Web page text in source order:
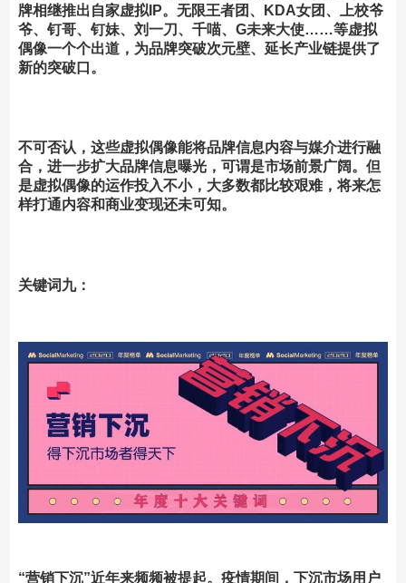
牌相继推出自家虚拟IP。 无限王者团、KDA女团、上校爷
爷、钉哥、钉妹、刘一刀、千喵、G未来大使……等虚拟
偶像一个个出道，为品牌突破次元壁、延长产业链提供了
新的突破口。
不可否认，这些虚拟偶像能将品牌信息内容与媒介进行融
合，进一步扩大品牌信息曝光，可谓是市场前景广阔。但
是虚拟偶像的运作投入不小，大多数都比较艰难，将来怎
样打通内容和商业变现还未可知。
关键词九：
“营销下沉”近年来频频被提起。疫情期间，下沉市场用户